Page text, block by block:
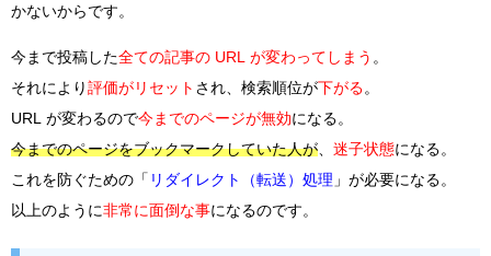
かないからです。
今まで投稿した全ての記事の URL が変わってしまう 。
それにより 評価がリセット され 、検索順位が下がる 。
URL が変わるので今までのページが無効になる。
今までのページをブックマークしていた人が
迷子状態になる。
これを防ぐための「 リダイレクト（転送）処理 」が必要になる。
以上のように非常に面倒な事になるのです。